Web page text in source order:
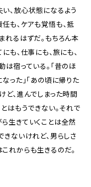
、放心状態になるよう
も、ケアも覚悟も、抵
れるはずだ。もちろん本
も、仕事にも、旅にも、
は宿っている。「昔のほ
った」「あの頃に帰りた
ど、進んでしまった時間
はもうできない。それで
生きていくことは全然
きないけれど、男らしさ
れからも生きるのだ。